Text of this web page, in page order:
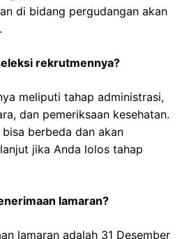
di bidang pergudangan akan
rekrutmennya?
meliputi tahap administrasi,
dan pemeriksaan kesehatan.
berbeda dan akan
jika Anda lolos tahap
lamaran?
lamaran adalah 31 Desember